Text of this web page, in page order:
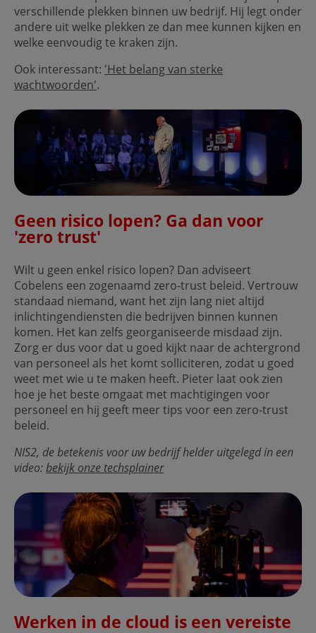
verschillende plekken binnen uw bedrijf. Hij legt onder
andere uit welke plekken ze dan mee kunnen kijken en
welke eenvoudig te kraken zijn.
Ook interessant: 'Het belang van sterke
wachtwoorden'.
Geen risico lopen? Ga dan voor
'zero trust'
Wilt u geen enkel risico lopen? Dan adviseert
Cobelens een zogenaamd zero-trust beleid. Vertrouw
standaad niemand, want het zijn lang niet altijd
inlichtingendiensten die bedrijven binnen kunnen
komen. Het kan zelfs georganiseerde misdaad zijn.
Zorg er dus voor dat u goed kijkt naar de achtergrond
van personeel als het komt solliciteren, zodat u goed
weet met wie u te maken heeft. Pieter laat ook zien
hoe je het beste omgaat met machtigingen voor
personeel en hij geeft meer tips voor een zero-trust
beleid.
NIS2, de betekenis voor uw bedrijf helder uitgelegd in een
video:bekijk onze techsplainer
Werken in de cloud is een vereiste